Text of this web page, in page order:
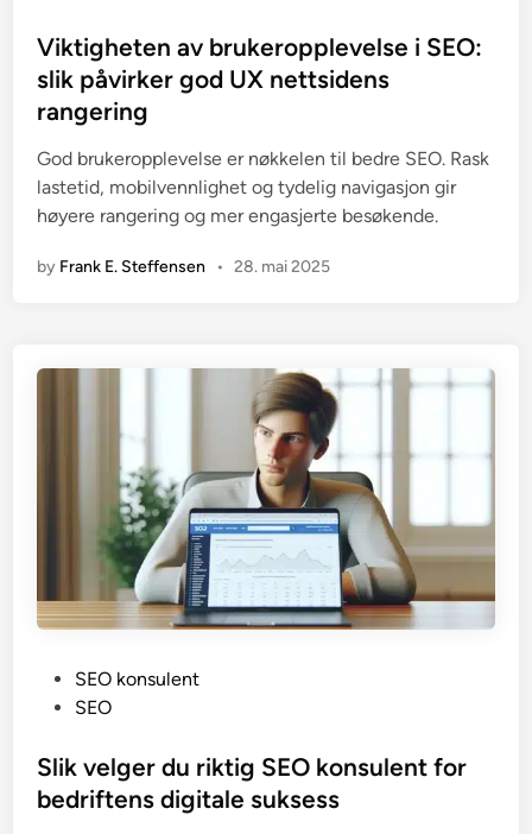
s
t
i
n
Viktigheten av brukeropplevelse i SEO:
slik påvirker god UX nettsidens
rangering
God brukeropplevelse er nøkkelen til bedre SEO. Rask
lastetid, mobilvennlighet og tydelig navigasjon gir
høyere rangering og mer engasjerte besøkende.
by Frank E. Steffensen • 28. mai 2025
t
e
SEO konsulent
SEO
Slik velger du riktig SEO konsulent for
bedriftens digitale suksess